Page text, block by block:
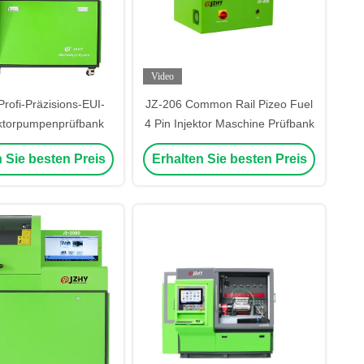
Präzisions-EUI-
Sie besten Preis
Video
JZ-206 Common Rail Pizeo Fuel
4 Pin Injektor Maschine Prüfbank
Erhalten Sie besten Preis